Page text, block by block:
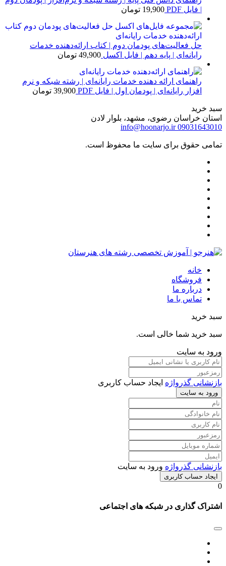
| فایل PDF
19,900 تومان
حل فعالیت‌های پودمان دوم | کتاب ارائه‌دهنده خدمات
رایانه‌ای | پایه دهم | فایل اکسل 49,900 تومان
راهنمای ارائه دهنده خدمات رایانه‌ای | رشته شبکه و نرم
افزار رایانه‌ای | پودمان اول | فایل PDF
39,900 تومان
سبد خرید
استان خراسان رضوی، مشهد، بلوار لادن
09031643010
info@hoonarjo.ir
تمامی حقوق برای سایت ما محفوظ است.
خانه
فروشگاه
درباره ما
تماس با ما
سبد خرید
سبد خرید شما خالی است.
ورود به سایت
بازنشانی گذرواژه ایجاد حساب کاربری
ورود به سایت
بازنشانی گذرواژه ورود به سایت
ایجاد حساب کاربری
0
اشتراک گذاری در شبکه های اجتماعی